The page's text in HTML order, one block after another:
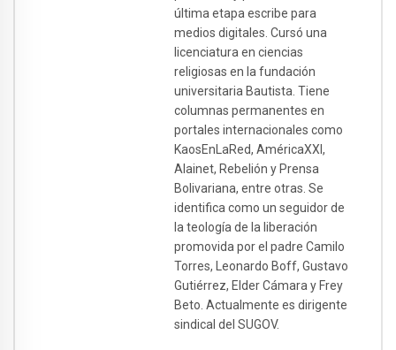
última etapa escribe para
medios digitales. Cursó una
licenciatura en ciencias
religiosas en la fundación
universitaria Bautista. Tiene
columnas permanentes en
portales internacionales como
KaosEnLaRed, AméricaXXI,
Alainet, Rebelión y Prensa
Bolivariana, entre otras. Se
identifica como un seguidor de
la teología de la liberación
promovida por el padre Camilo
Torres, Leonardo Boff, Gustavo
Gutiérrez, Elder Cámara y Frey
Beto. Actualmente es dirigente
sindical del SUGOV.